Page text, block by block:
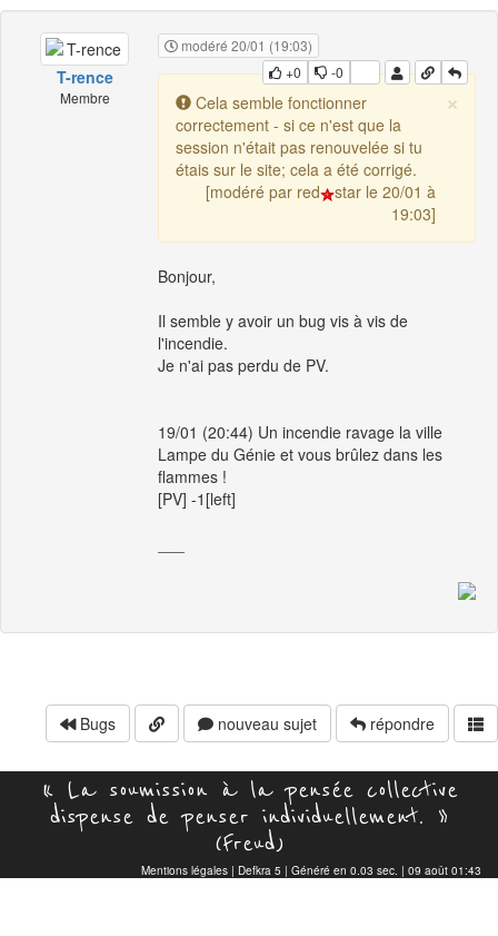
T-rence
Membre
modéré 20/01 (19:03)
+0
-0
×
Cela semble fonctionner
correctement - si ce n'est que la
session n'était pas renouvelée si tu
étais sur le site; cela a été corrigé.
[modéré par red
star le 20/01 à
19:03]
Bonjour,
Il semble y avoir un bug vis à vis de
l'incendie.
Je n'ai pas perdu de PV.
19/01 (20:44) Un incendie ravage la ville
Lampe du Génie et vous brûlez dans les
flammes !
[PV] -1[left]
Bugs nouveau sujet répondre
« La soumission à la pensée collective
dispense de penser individuellement. »
(Freud)
Mentions légales | Defkra 5 | Généré en 0.03 sec. | 09 août 01:43